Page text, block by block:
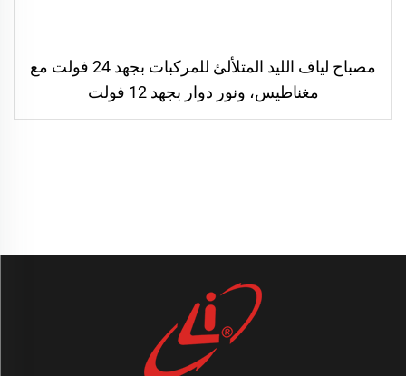
مصباح لياف الليد المتلألئ للمركبات بجهد 24 فولت مع
مغناطيس، ونور دوار بجهد 12 فولت